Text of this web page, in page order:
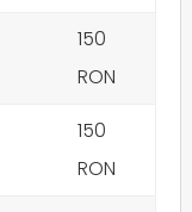
150
RON
150
RON